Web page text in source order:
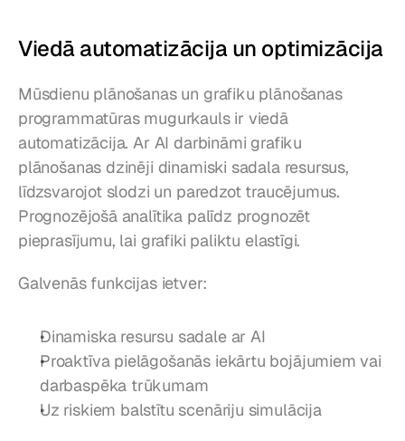
Viedā automatizācija un optimizācija
Mūsdienu plānošanas un grafiku plānošanas
programmatūras mugurkauls ir viedā
automatizācija. Ar AI darbināmi grafiku
plānošanas dzinēji dinamiski sadala resursus,
līdzsvarojot slodzi un paredzot traucējumus.
Prognozējošā analītika palīdz prognozēt
pieprasījumu, lai grafiki paliktu elastīgi.
Galvenās funkcijas ietver:
Dinamiska resursu sadale ar AI
Proaktīva pielāgošanās iekārtu bojājumiem vai
darbaspēka trūkumam
Uz riskiem balstītu scenāriju simulācija